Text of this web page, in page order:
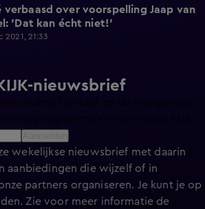
verbaasd over voorspelling Jaap van
'Dat kan écht niet!'
2021, 21:33
nieuwsbrief
nieuwsbrief en blijf op de hoogte van
wekelijkse nieuwsbrief met daarin
aanbiedingen die wijzelf of in
partners organiseren. Je kunt je op
Zie voor meer informatie de